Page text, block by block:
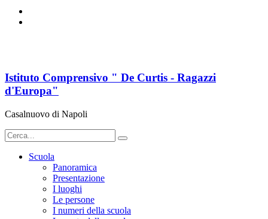
Istituto Comprensivo " De Curtis - Ragazzi
d'Europa"
Casalnuovo di Napoli
Scuola
Panoramica
Presentazione
I luoghi
Le persone
I numeri della scuola